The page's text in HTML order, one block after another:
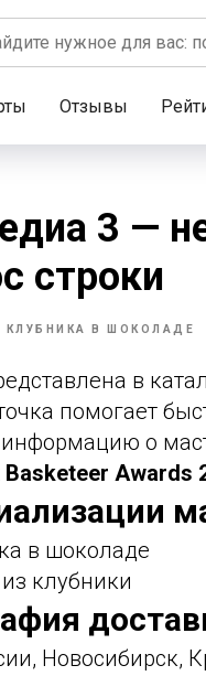
Отзывы
3 —
строки
КЛУБНИКА В ШОКОЛАДЕ
в
помогает
о
Basketeer Awards
в шоколаде
клубники
Новосибирск,